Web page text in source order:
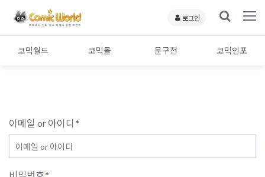
로그인
코믹월드 코믹몰 문구전 코믹인포
이메일 or 아이디 *